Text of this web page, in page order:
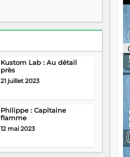
Kustom Lab : Au détail
près
21 juillet 2023
Philippe : Capitaine
flamme
12 mai 2023